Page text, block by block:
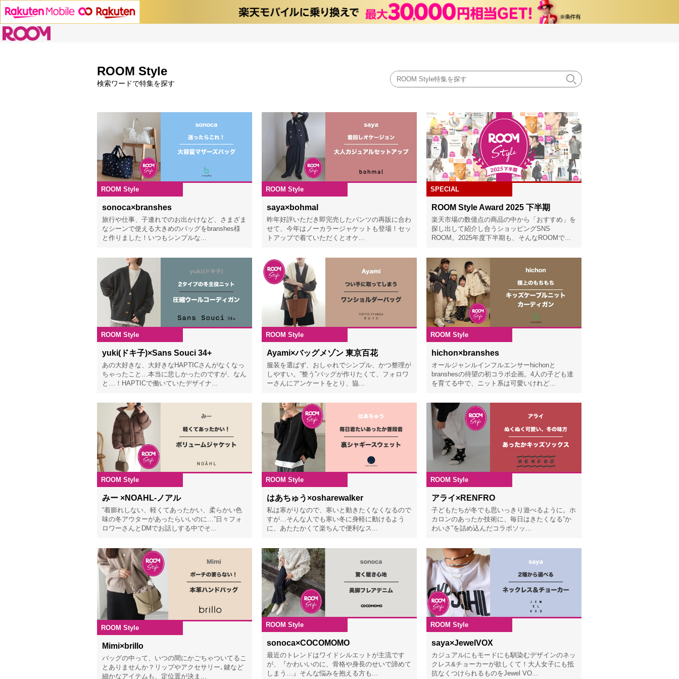
ROOM Style
検索ワードで特集を探す
ROOM Style
sonoca×branshes
旅行や仕事、子連れでのお出かけなど、さまざま
なシーンで使える大きめのバッグをbranshes様
と作りました！いつもシンプルな...
ROOM Style
saya×bohmal
昨年好評いただき即完売したパンツの再販に合わ
せて、今年はノーカラージャケットも登場！セッ
トアップで着ていただくとオケ...
SPECIAL
ROOM Style Award 2025 下半期
楽天市場の数億点の商品の中から「おすすめ」を
探し出して紹介し合うショッピングSNS
ROOM。2025年度下半期も、そんなROOMで...
ROOM Style
yuki(ドキ子)×Sans Souci 34+
あの大好きな、大好きなHAPTICさんがなくなっ
ちゃったこと…本当に悲しかったのですが、なん
と…！HAPTICで働いていたデザイナ...
ROOM Style
Ayami×バッグメゾン 東京百花
服装を選ばず、おしゃれでシンプル、かつ整理が
しやすい。”整う”バッグが作りたくて、フォロワ
ーさんにアンケートをとり、協...
ROOM Style
hichon×branshes
オールジャンルインフルエンサーhichonと
branshesの待望の初コラボ企画。4人の子ども達
を育てる中で、ニット系は可愛いけれど...
ROOM Style
みー ×NOAHL-ノアル
“着膨れしない、軽くてあったかい、柔らかい色
味の冬アウターがあったらいいのに…”日々フォ
ロワーさんとDMでお話しする中でそ...
ROOM Style
はあちゅう×osharewalker
私は寒がりなので、寒いと動きたくなくなるので
すが…そんな人でも寒い冬に身軽に動けるよう
に、あたたかくて楽ちんで便利なス...
ROOM Style
アライ×RENFRO
子どもたちが冬でも思いっきり遊べるように。ホ
カロンのあったか技術に、毎日はきたくなる”か
わいさ”を詰め込んだコラボソッ...
ROOM Style
Mimi×brillo
バッグの中って、いつの間にかごちゃついてるこ
とありませんか？リップやアクセサリー､鍵など
細かなアイテムも、定位置が決ま...
ROOM Style
sonoca×COCOMOMO
最近のトレンドはワイドシルエットが主流です
が、『かわいいのに、骨格や身長のせいで諦めて
しまう…』そんな悩みを抱える方も...
ROOM Style
saya×JewelVOX
カジュアルにもモードにも馴染むデザインのネッ
クレス&チョーカーが欲しくて！大人女子にも抵
抗なくつけられるものをJewel VO...